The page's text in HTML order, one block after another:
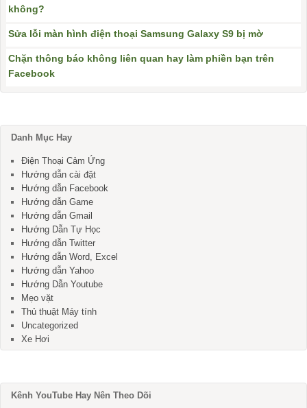
không?
Sửa lỗi màn hình điện thoại Samsung Galaxy S9 bị mờ
Chặn thông báo không liên quan hay làm phiền bạn trên
Facebook
Danh Mục Hay
Điện Thoại Cảm Ứng
Hướng dẫn cài đặt
Hướng dẫn Facebook
Hướng dẫn Game
Hướng dẫn Gmail
Hướng Dẫn Tự Học
Hướng dẫn Twitter
Hướng dẫn Word, Excel
Hướng dẫn Yahoo
Hướng Dẫn Youtube
Mẹo vặt
Thủ thuật Máy tính
Uncategorized
Xe Hơi
Kênh YouTube Hay Nên Theo Dõi